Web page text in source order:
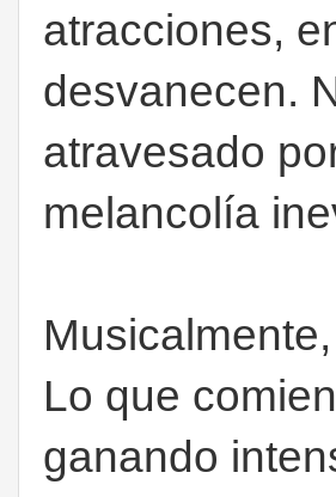
atracciones,
desvanecen.
atravesado
melancolía
Lo que
ganando